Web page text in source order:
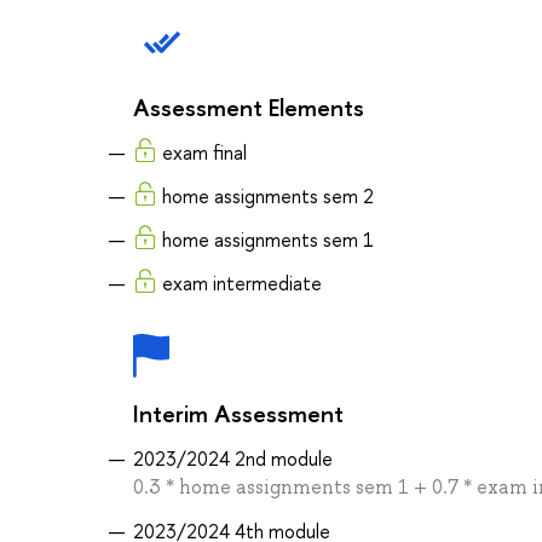
Assessment Elements
exam final
home assignments sem 2
home assignments sem 1
exam intermediate
Interim Assessment
2023/2024 2nd module
0.3 * home assignments sem 1 + 0.7 * exam
2023/2024 4th module